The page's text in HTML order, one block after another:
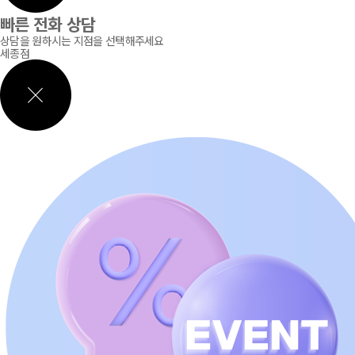
빠른 전화 상담
상담을 원하시는 지점을 선택해주세요
세종점